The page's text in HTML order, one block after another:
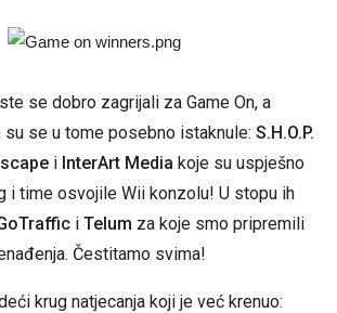
se dobro zagrijali za Game On, a
se u tome posebno istaknule: S.H.O.P.
i InterArt Media koje su uspješno
i time osvojile Wii konzolu! U stopu ih
i Telum za koje smo pripremili
Čestitamo svima!
krug natjecanja koji je već krenuo: